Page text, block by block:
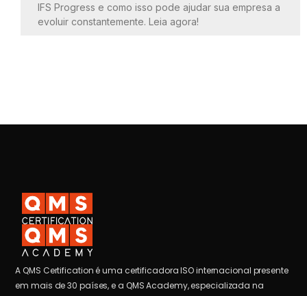
IFS Progress e como isso pode ajudar sua empresa a
evoluir constantemente. Leia agora!
A QMS Certification é uma certificadora ISO internacional presente
em mais de 30 países, e a QMS Academy, especializada na